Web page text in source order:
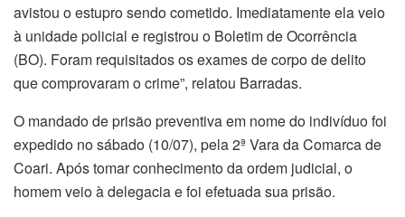
avistou o estupro sendo cometido. Imediatamente ela veio
à unidade policial e registrou o Boletim de Ocorrência
(BO). Foram requisitados os exames de corpo de delito
que comprovaram o crime”, relatou Barradas.
O mandado de prisão preventiva em nome do indivíduo foi
expedido no sábado (10/07), pela 2ª Vara da Comarca de
Coari. Após tomar conhecimento da ordem judicial, o
homem veio à delegacia e foi efetuada sua prisão.